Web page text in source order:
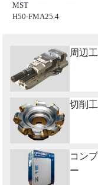
MST
H50-FMA25.4
周辺
切削
コン
ー